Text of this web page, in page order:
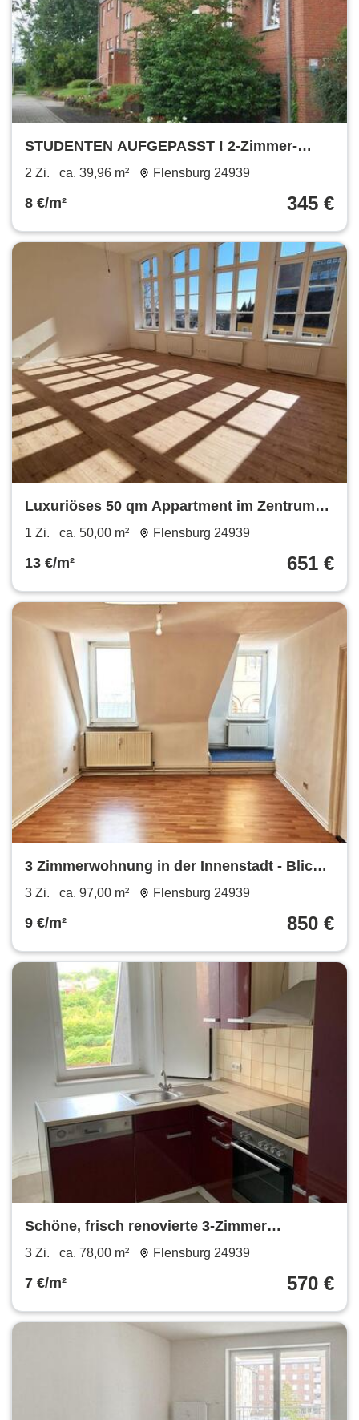
STUDENTEN AUFGEPASST ! 2-Zimmer-
Wohnung mit Busanbindung zur Uni
2 Zi. ca. 39,96 m² Flensburg 24939
8 €/m² 345 €
Luxuriöses 50 qm Appartment im Zentrum
von Flensburg
1 Zi. ca. 50,00 m² Flensburg 24939
13 €/m² 651 €
3 Zimmerwohnung in der Innenstadt - Blick
über Flensburg - WG geeignet
3 Zi. ca. 97,00 m² Flensburg 24939
9 €/m² 850 €
Schöne, frisch renovierte 3-Zimmer
Wohnung in Flensburgs Norden
3 Zi. ca. 78,00 m² Flensburg 24939
7 €/m² 570 €